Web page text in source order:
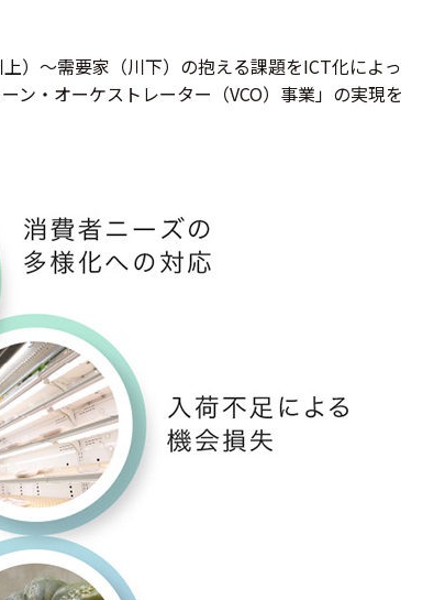
）～需要家（川下）の抱える課題をICT化によっ
ン・オーケストレーター（VCO）事業」の実現を